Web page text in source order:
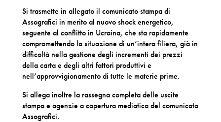
Si trasmette in allegato il comunicato stampa di
Assografici in merito al nuovo shock energetico,
seguente al conflitto in Ucraina, che sta rapidamente
compromettendo la situazione di un’intera filiera, già in
difficoltà nella gestione degli incrementi dei prezzi
della carta e degli altri fattori produttivi e
nell’approvvigionamento di tutte le materie prime.
Si allega inoltre la rassegna completa delle uscite
stampa e agenzie a copertura mediatica del comunicato
Assografici.